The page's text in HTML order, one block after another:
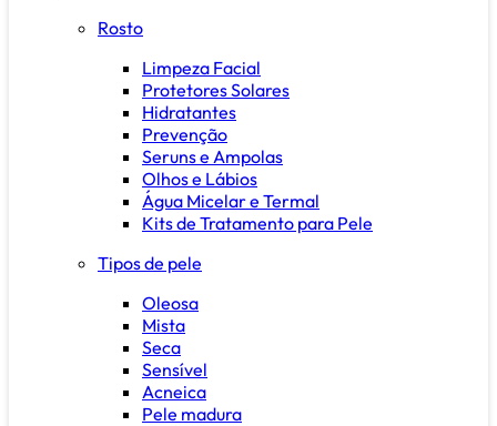
Rosto
Limpeza Facial
Protetores Solares
Hidratantes
Prevenção
Seruns e Ampolas
Olhos e Lábios
Água Micelar e Termal
Kits de Tratamento para Pele
Tipos de pele
Oleosa
Mista
Seca
Sensível
Acneica
Pele madura